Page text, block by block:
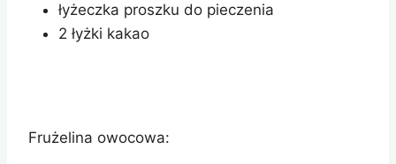
łyżeczka proszku do pieczenia
2 łyżki kakao
Frużelina owocowa: